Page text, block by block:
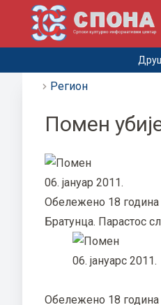
Регион
Помен
06. јануар 2011.
Обележено 18 година
Братунца. Парастос
06. јануарc 2011.
Обележено 18 година